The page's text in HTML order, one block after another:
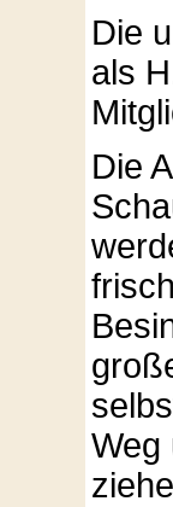
Die
als
Die
Weg